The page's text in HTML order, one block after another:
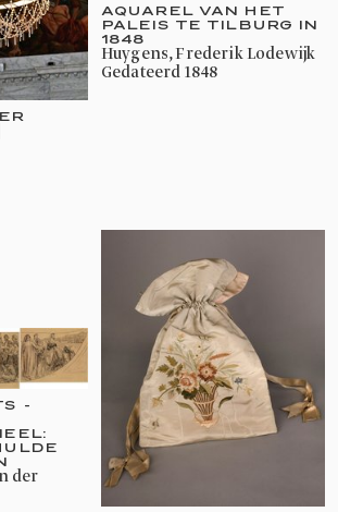
AQUAREL VAN HET
PALEIS TE TILBURG IN
1848
Huygens, Frederik Lodewijk
gedateerd 1848
-
der